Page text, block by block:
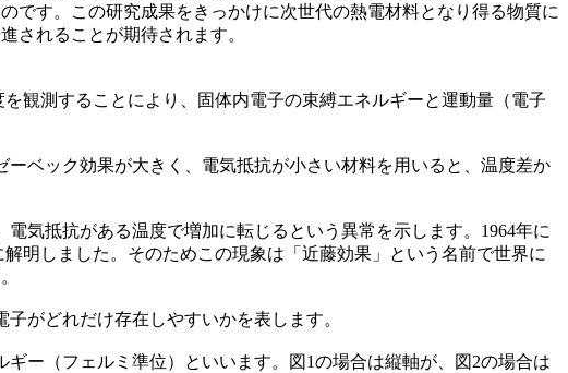
す。この研究成果をきっかけに次世代の熱電材料となり得る物質に
されることが期待されます。
観測することにより、固体内電子の束縛エネルギーと運動量（電子
ベック効果が大きく、電気抵抗が小さい材料を用いると、温度差か
気抵抗がある温度で増加に転じるという異常を示します。1964年に
明しました。そのためこの現象は「近藤効果」という名前で世界に
がどれだけ存在しやすいかを表します。
ー（フェルミ準位）といいます。図1の場合は縦軸が、図2の場合は